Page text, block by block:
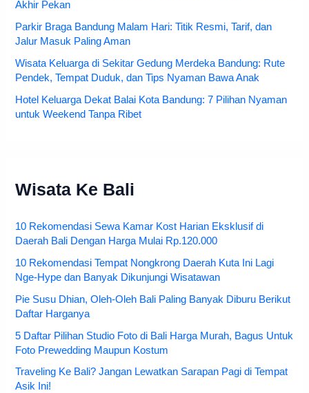
Akhir Pekan
Parkir Braga Bandung Malam Hari: Titik Resmi, Tarif, dan
Jalur Masuk Paling Aman
Wisata Keluarga di Sekitar Gedung Merdeka Bandung: Rute
Pendek, Tempat Duduk, dan Tips Nyaman Bawa Anak
Hotel Keluarga Dekat Balai Kota Bandung: 7 Pilihan Nyaman
untuk Weekend Tanpa Ribet
Wisata Ke Bali
10 Rekomendasi Sewa Kamar Kost Harian Eksklusif di
Daerah Bali Dengan Harga Mulai Rp.120.000
10 Rekomendasi Tempat Nongkrong Daerah Kuta Ini Lagi
Nge-Hype dan Banyak Dikunjungi Wisatawan
Pie Susu Dhian, Oleh-Oleh Bali Paling Banyak Diburu Berikut
Daftar Harganya
5 Daftar Pilihan Studio Foto di Bali Harga Murah, Bagus Untuk
Foto Prewedding Maupun Kostum
Traveling Ke Bali? Jangan Lewatkan Sarapan Pagi di Tempat
Asik Ini!